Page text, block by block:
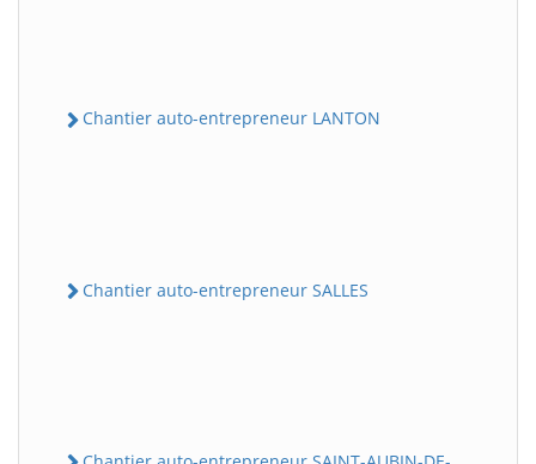
Chantier auto-entrepreneur LANTON
Chantier auto-entrepreneur SALLES